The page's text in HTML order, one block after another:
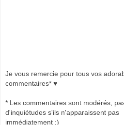
Je vous remercie pour tous vos
commentaires* ♥
* Les commentaires sont modérés,
d'inquiétudes s'ils n'apparaissent pas
immédiatement ;)